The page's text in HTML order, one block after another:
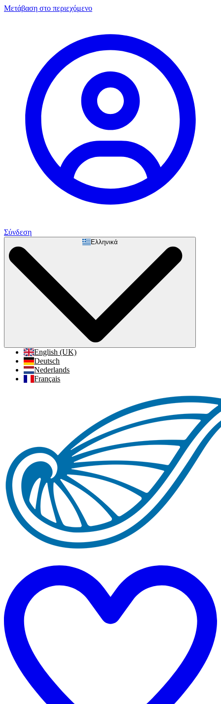
Μετάβαση στο περιεχόμενο
Σύνδεση
Ελληνικά
English (UK)
Deutsch
Nederlands
Français